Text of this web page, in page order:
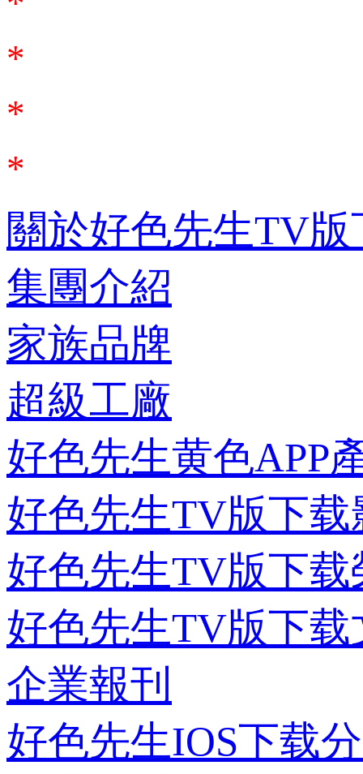
*
*
*
關於好色先生TV版
集團介紹
家族品牌
超級工廠
好色先生黄色APP
好色先生TV版下载
好色先生TV版下载
好色先生TV版下载
企業報刊
好色先生IOS下载